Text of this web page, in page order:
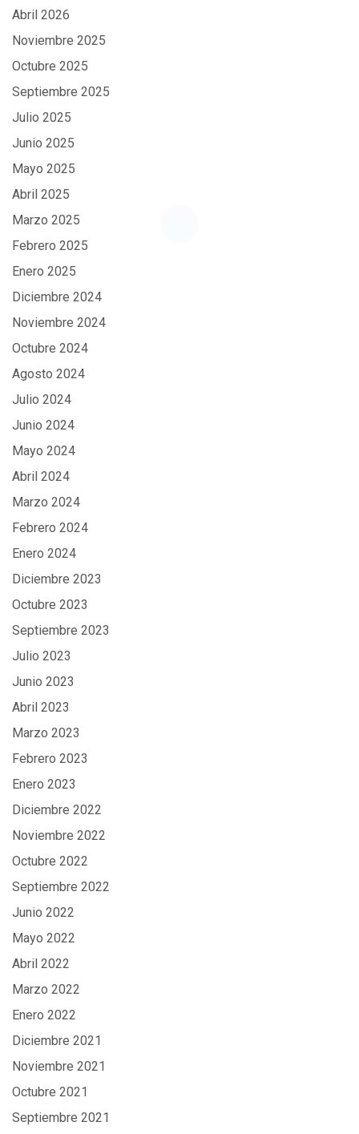
Abril 2026
Noviembre 2025
Octubre 2025
Septiembre 2025
Julio 2025
Junio 2025
Mayo 2025
Abril 2025
Marzo 2025
Febrero 2025
Enero 2025
Diciembre 2024
Noviembre 2024
Octubre 2024
Agosto 2024
Julio 2024
Junio 2024
Mayo 2024
Abril 2024
Marzo 2024
Febrero 2024
Enero 2024
Diciembre 2023
Octubre 2023
Septiembre 2023
Julio 2023
Junio 2023
Abril 2023
Marzo 2023
Febrero 2023
Enero 2023
Diciembre 2022
Noviembre 2022
Octubre 2022
Septiembre 2022
Junio 2022
Mayo 2022
Abril 2022
Marzo 2022
Enero 2022
Diciembre 2021
Noviembre 2021
Octubre 2021
Septiembre 2021